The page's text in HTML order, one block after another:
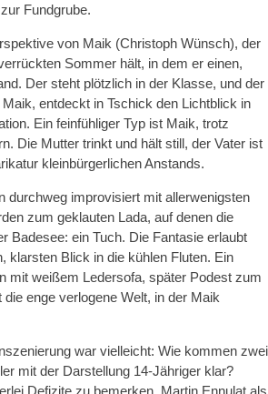
Fundgrube.
von Maik (Christoph Wünsch), der
Sommer hält, in dem er einen,
Der steht plötzlich in der Klasse, und der
Maik, entdeckt in Tschick den Lichtblick in
Ein feinfühliger Typ ist Maik, trotz
Die Mutter trinkt und hält still, der Vater ist
kleinbürgerlichen Anstands.
durchweg improvisiert mit allerwenigsten
zum geklauten Lada, auf denen die
Badesee: ein Tuch. Die Fantasie erlaubt
klarsten Blick in die kühlen Fluten. Ein
mit weißem Ledersofa, später Podest zum
enge verlogene Welt, in der Maik
war vielleicht: Wie kommen zwei
mit der Darstellung 14-Jähriger klar?
Defizite zu bemerken. Martin Ennulat als